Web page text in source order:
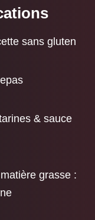
sans gluten
& sauce
grasse :